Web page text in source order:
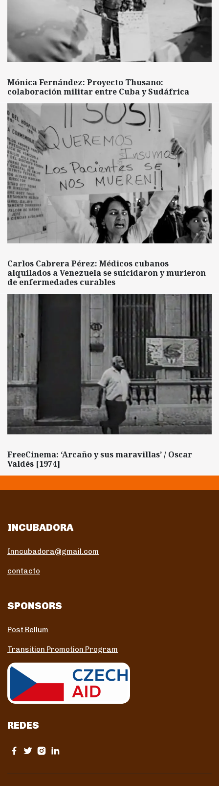
Mónica Fernández: Proyecto Thusano:
colaboración militar entre Cuba y Sudáfrica
Carlos Cabrera Pérez: Médicos cubanos
alquilados a Venezuela se suicidaron y murieron
de enfermedades curables
FreeCinema: ‘Arcaño y sus maravillas’ / Oscar
Valdés [1974]
INCUBADORA
Inncubadora@gmail.com
contacto
SPONSORS
Post Bellum
Transition Promotion Program
REDES